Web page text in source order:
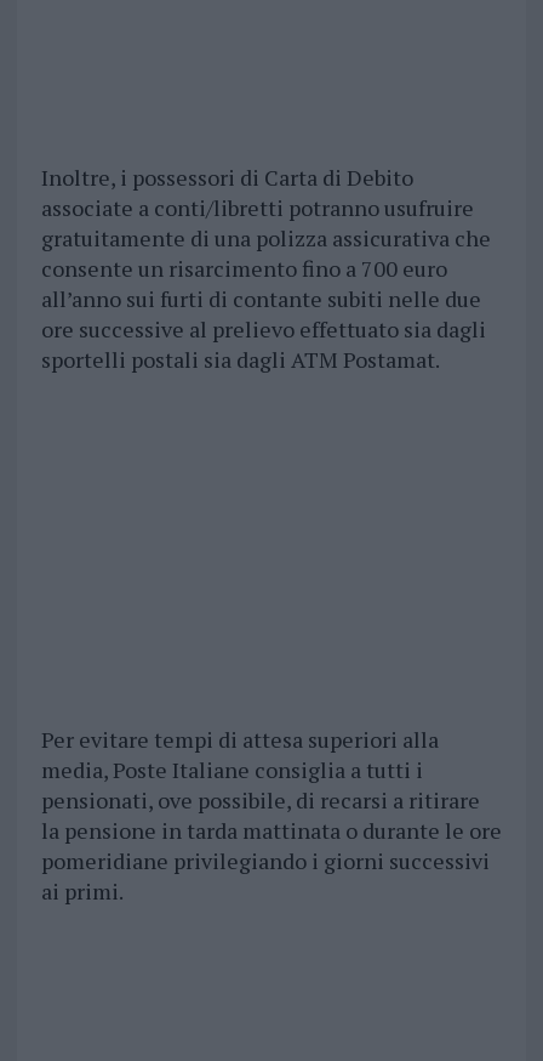
Inoltre, i possessori di Carta di Debito
associate a conti/libretti potranno usufruire
gratuitamente di una polizza assicurativa che
consente un risarcimento fino a 700 euro
all’anno sui furti di contante subiti nelle due
ore successive al prelievo effettuato sia dagli
sportelli postali sia dagli ATM Postamat.
Per evitare tempi di attesa superiori alla
media, Poste Italiane consiglia a tutti i
pensionati, ove possibile, di recarsi a ritirare
la pensione in tarda mattinata o durante le ore
pomeridiane privilegiando i giorni successivi
ai primi.